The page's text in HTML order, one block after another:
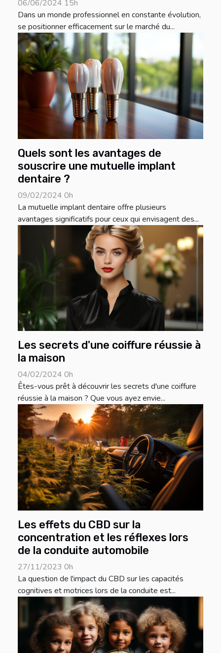
06/06/2024 15h
Dans un monde professionnel en constante évolution,
se positionner efficacement sur le marché du...
Quels sont les avantages de
souscrire une mutuelle implant
dentaire ?
09/02/2024 0h
La mutuelle implant dentaire offre plusieurs
avantages significatifs pour ceux qui envisagent des...
Les secrets d'une coiffure réussie à
la maison
04/02/2024 0h
Êtes-vous prêt à découvrir les secrets d'une coiffure
réussie à la maison ? Que vous ayez envie...
Les effets du CBD sur la
concentration et les réflexes lors
de la conduite automobile
27/11/2023 0h
La question de l'impact du CBD sur les capacités
cognitives et motrices lors de la conduite est...